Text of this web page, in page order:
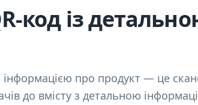
код із
інформацією про продукт — це
до вмісту з детальною